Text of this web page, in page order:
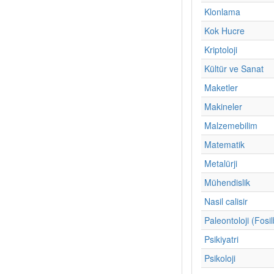
Klonlama
Kok Hucre
Kriptoloji
Kültür ve Sanat
Maketler
Makineler
Malzemebilim
Matematik
Metalürji
Mühendislik
Nasil calisir
Paleontoloji
Psikiyatri
Psikoloji